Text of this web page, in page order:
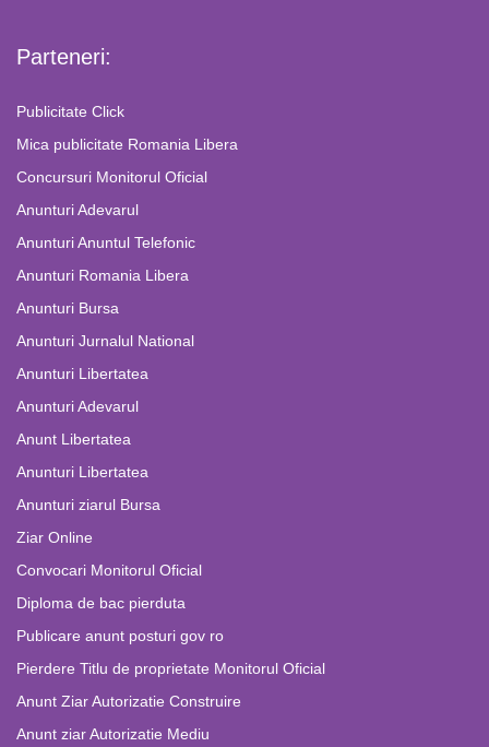
Parteneri:
Publicitate Click
Mica publicitate Romania Libera
Concursuri Monitorul Oficial
Anunturi Adevarul
Anunturi Anuntul Telefonic
Anunturi Romania Libera
Anunturi Bursa
Anunturi Jurnalul National
Anunturi Libertatea
Anunturi Adevarul
Anunt Libertatea
Anunturi Libertatea
Anunturi ziarul Bursa
Ziar Online
Convocari Monitorul Oficial
Diploma de bac pierduta
Publicare anunt posturi gov ro
Pierdere Titlu de proprietate Monitorul Oficial
Anunt Ziar Autorizatie Construire
Anunt ziar Autorizatie Mediu